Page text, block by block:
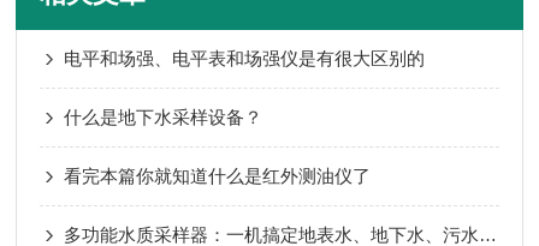
电平和场强、电平表和场强仪是有很大区别的
什么是地下水采样设备？
看完本篇你就知道什么是红外测油仪了
多功能水质采样器：一机搞定地表水、地下水、污水采样